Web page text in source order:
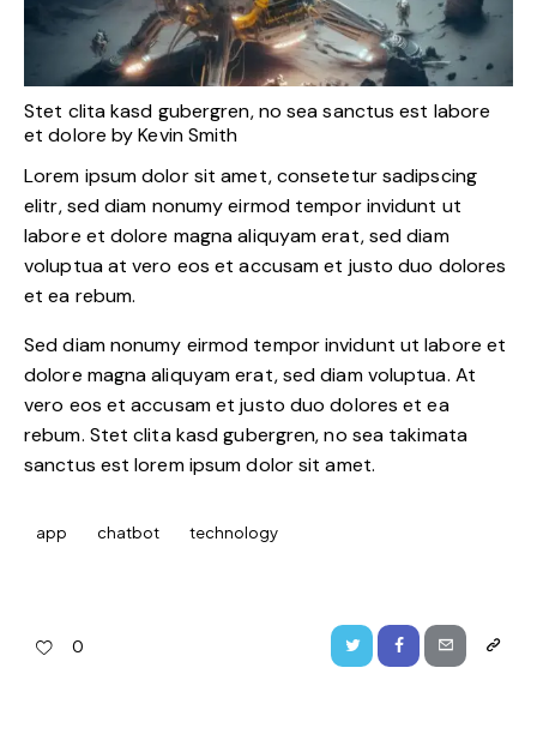
Stet clita kasd gubergren, no sea sanctus est labore
et dolore byKevin Smith
Lorem ipsum dolor sit amet, consetetur sadipscing
elitr, sed diam nonumy eirmod tempor invidunt ut
labore et dolore magna aliquyam erat, sed diam
voluptua at vero eos et accusam et justo duo dolores
et ea rebum.
Sed diam nonumy eirmod tempor invidunt ut labore et
dolore magna aliquyam erat, sed diam voluptua. At
vero eos et accusam et justo duo dolores et ea
rebum. Stet clita kasd gubergren, no sea takimata
sanctus est lorem ipsum dolor sit amet.
app chatbot technology
0